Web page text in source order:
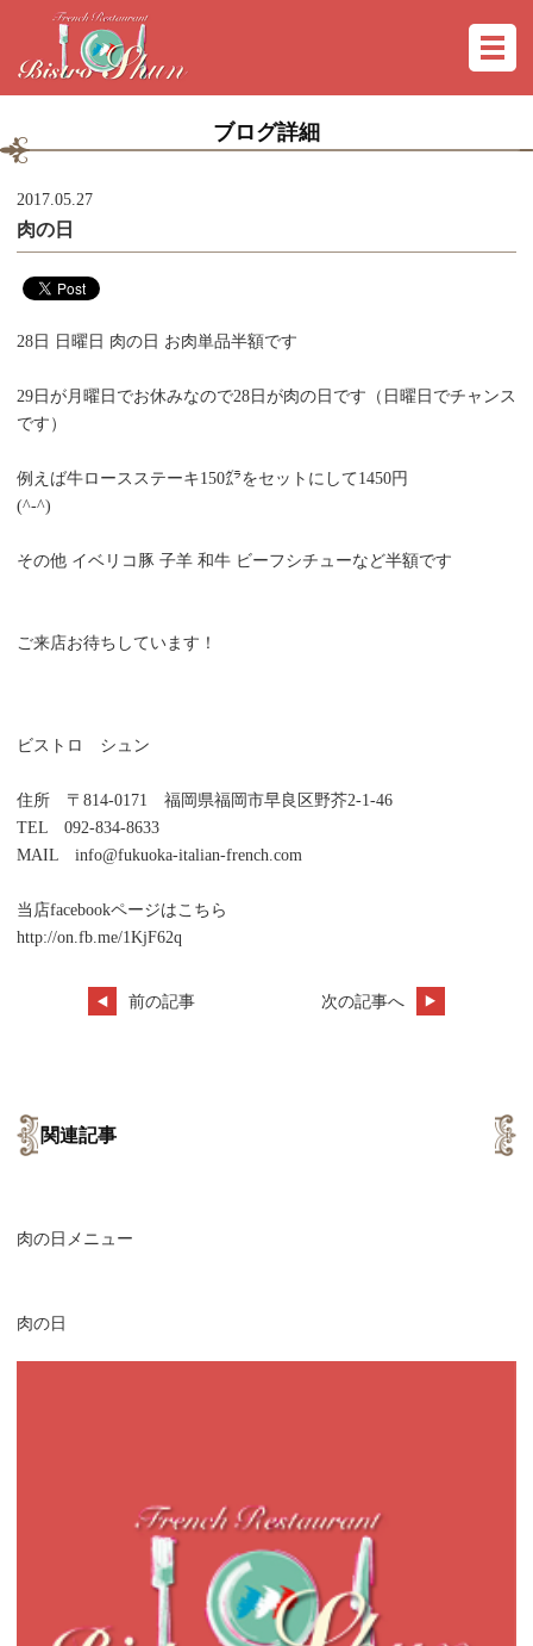
ブログ詳細
2017.05.27
肉の日
28日 日曜日 肉の日 お肉単品半額です
29日が月曜日でお休みなので28日が肉の日です（日曜日でチャンス
です）
例えば牛ロースステーキ150㌘をセットにして1450円
(^-^)
その他 イベリコ豚 子羊 和牛 ビーフシチューなど半額です
ご来店お待ちしています！
ビストロ シュン
住所 〒814-0171 福岡県福岡市早良区野芥2-1-46
TEL 092-834-8633
MAIL info@fukuoka-italian-french.com
当店facebookページはこちら
http://on.fb.me/1KjF62q
前の記事 次の記事へ
関連記事
肉の日メニュー
肉の日